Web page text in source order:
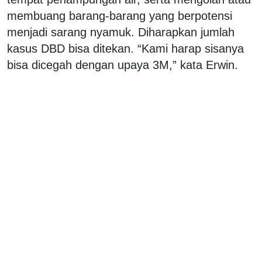
membuang barang-barang yang berpotensi
menjadi sarang nyamuk. Diharapkan jumlah
kasus DBD bisa ditekan. “Kami harap sisanya
bisa dicegah dengan upaya 3M,” kata Erwin.